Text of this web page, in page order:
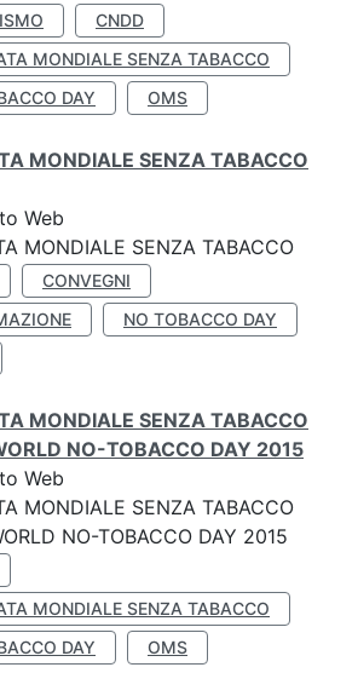
CNDD
MONDIALE SENZA TABACCO
DAY
OMS
MONDIALE SENZA TABACCO
Web
MONDIALE SENZA TABACCO
CONVEGNI
NO TOBACCO DAY
MONDIALE SENZA TABACCO
NO-TOBACCO DAY 2015
Web
MONDIALE SENZA TABACCO
NO-TOBACCO DAY 2015
MONDIALE SENZA TABACCO
DAY
OMS